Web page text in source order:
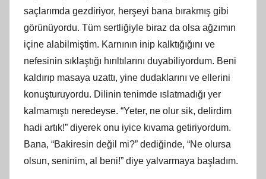
saçlarımda gezdiriyor, herşeyi bana bırakmış gibi
görünüyordu. Tüm sertliğiyle biraz da olsa ağzımın
içine alabilmiştim. Karnının inip kalktığığını ve
nefesinin sıklaştığı hırıltılarını duyabiliyordum. Beni
kaldırıp masaya uzattı, yine dudaklarını ve ellerini
konuşturuyordu. Dilinin tenimde ıslatmadığı yer
kalmamıştı neredeyse. “Yeter, ne olur sik, delirdim
hadi artık!” diyerek onu iyice kıvama getiriyordum.
Bana, “Bakiresin değil mi?” dediğinde, “Ne olursa
olsun, seninim, al beni!” diye yalvarmaya başladım.